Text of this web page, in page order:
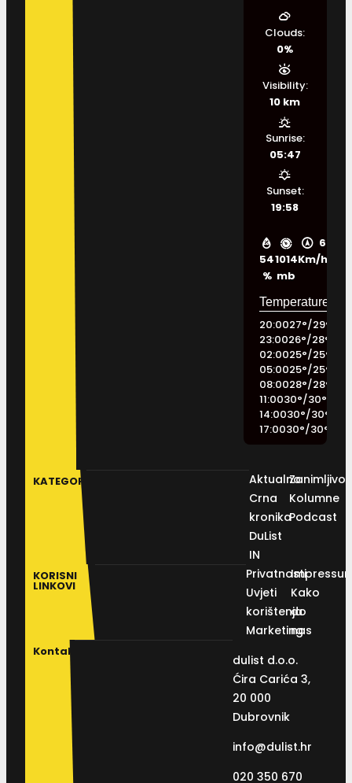
54
%
1014
mb
6
Km/h
Clouds:
0%
Visibility:
10 km
Sunrise:
05:47
Sunset:
19:58
20:0027°/29°
23:0026°/28°
02:0025°/25°
05:0025°/25°
08:0028°/28°
11:0030°/30°
14:0030°/30°
17:0030°/30°
KATEGORIJE
Aktualno
Crna
kronika
DuList
IN
Kolumne
Podcast
KORISNI
LINKOVI
Privatnosti
Uvjeti
korištenja
Marketing
Kako
do
nas
Kontakt
dulist d.o.o.
Ćira Carića 3,
20 000
Dubrovnik
info@dulist.hr
020 350 670